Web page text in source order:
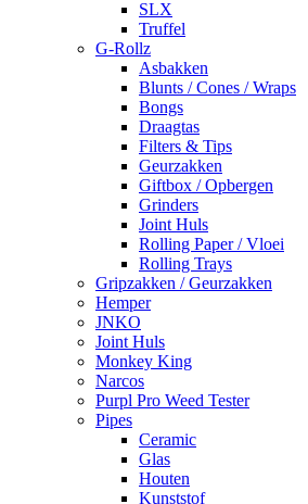
SLX
Truffel
G-Rollz
Asbakken
Blunts / Cones / Wraps
Bongs
Draagtas
Filters & Tips
Geurzakken
Giftbox / Opbergen
Grinders
Joint Huls
Rolling Paper / Vloei
Rolling Trays
Gripzakken / Geurzakken
Hemper
JNKO
Joint Huls
Monkey King
Narcos
Purpl Pro Weed Tester
Pipes
Ceramic
Glas
Houten
Kunststof